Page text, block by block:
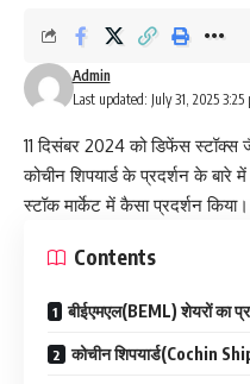
Last updated: July 31, 2025 3:25
Admin
11 दिसंबर 2024 को डिफेंस
कोचीन शिपयार्ड के प्रदर्शन के बारे
स्टॉक मार्केट में कैसा प्रदर्शन किया।
Contents
बीईएमएल(BEML) शेयरों का
कोचीन शिपयार्ड(Cochin